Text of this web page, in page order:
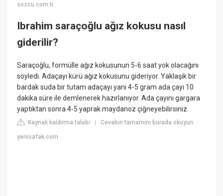
sozcu.com.tr
Ibrahim saraçoğlu ağız kokusu nasıl
giderilir?
Saraçoğlu, formülle ağız kokusunun 5-6 saat yok olacağını
söyledi. Adaçayı kürü ağız kokusunu gideriyor. Yaklaşık bir
bardak suda bir tutam adaçayı yani 4-5 gram ada çayı 10
dakika süre ile demlenerek hazırlanıyor. Ada çayını gargara
yaptıktan sonra 4-5 yaprak maydanoz çiğneyebilirsiniz.
Kaynak kaldırma talebi |Cevabın tamamını burada okuyun:
yenisafak.com